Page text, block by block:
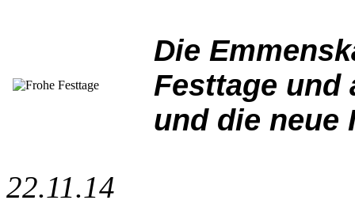
Die
Festtage und
und die neue
22.11.14